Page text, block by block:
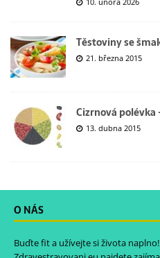
Těstoviny se
21. března 2015
Cizrnová
13. dubna 2015
O NÁS
Buďte fit a užívejte si života